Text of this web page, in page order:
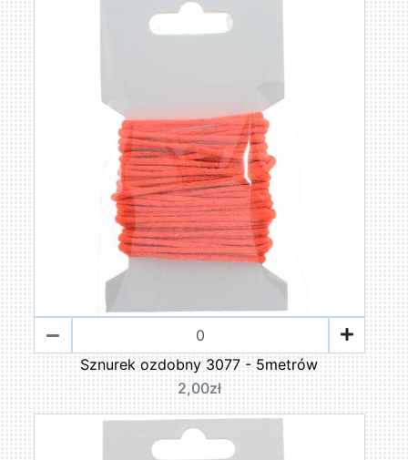
Sznurek ozdobny 3077 - 5metrów
2,00zł